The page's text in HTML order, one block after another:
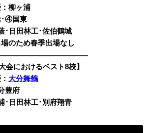
柳ヶ浦
･④国東
･日田林工･佐伯鶴城
のため春季出場なし
会におけるベスト8校】
大分舞鶴
豊府
･日田林工･別府翔青